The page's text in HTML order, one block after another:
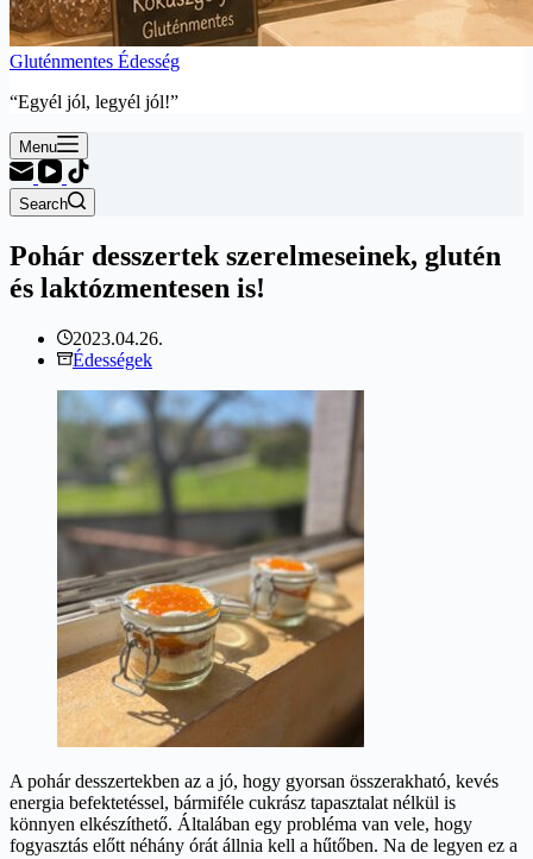
Gluténmentes Édesség
“Egyél jól, legyél jól!”
Menu
Search
Pohár desszertek szerelmeseinek, glutén
és laktózmentesen is!
2023.04.26.
Édességek
A pohár desszertekben az a jó, hogy gyorsan összerakható, kevés
energia befektetéssel, bármiféle cukrász tapasztalat nélkül is
könnyen elkészíthető. Általában egy probléma van vele, hogy
fogyasztás előtt néhány órát állnia kell a hűtőben. Na de legyen ez a